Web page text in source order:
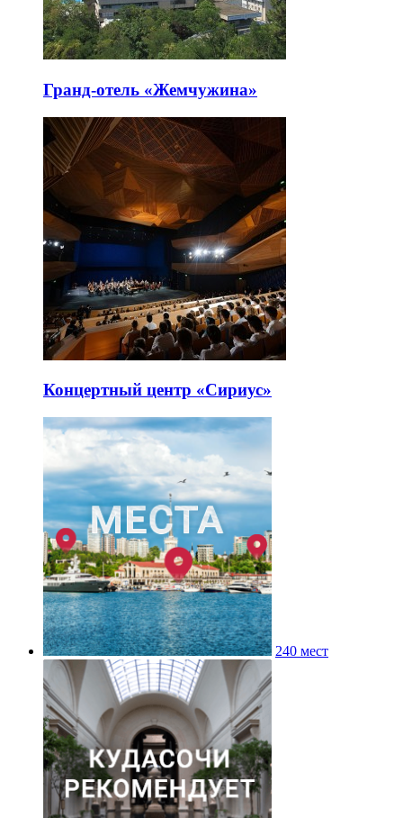
Гранд-отель «Жемчужина»
Концертный центр «Сириус»
240 мест